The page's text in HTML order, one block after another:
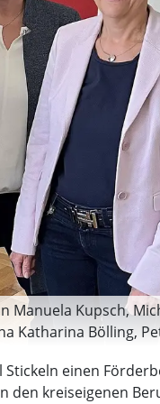
Manuela Kupsch,
Katharina Bölling,
Kreis Höxter. (Foto:
einen
kreiseigenen